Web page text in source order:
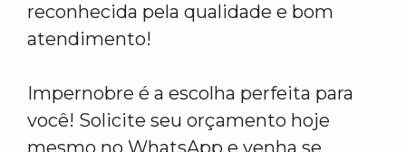
reconhecida pela qualidade e bom
atendimento!
Impernobre é a escolha perfeita para
você! Solicite seu orçamento hoje
mesmo no WhatsApp e venha se